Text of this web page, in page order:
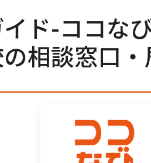
ド-ココな
相談窓口